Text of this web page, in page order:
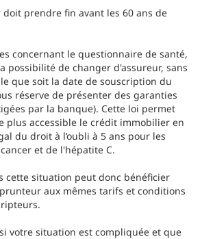
prendre fin avant les 60 ans de
concernant le questionnaire de santé,
possibilité de changer d'assureur, sans
que soit la date de souscription du
réserve de présenter des garanties
par la banque). Cette loi permet
plus accessible le crédit immobilier en
du droit à l’oubli à 5 ans pour les
et de l'hépatite C.
cette situation peut donc bénéficier
aux mêmes tarifs et conditions
si votre situation est compliquée et que